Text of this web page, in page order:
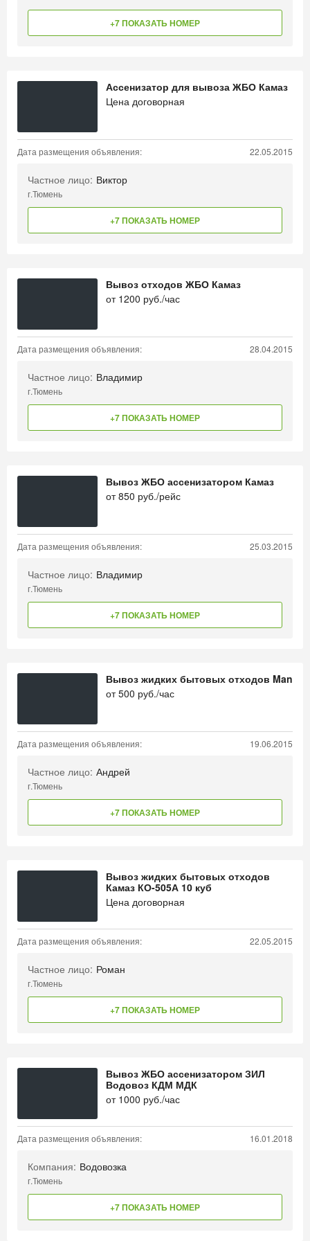
+7 ПОКАЗАТЬ НОМЕР
Ассенизатор для вывоза ЖБО Камаз
Цена договорная
Дата размещения объявления: 22.05.2015
Частное лицо: Виктор
г.Тюмень
+7 ПОКАЗАТЬ НОМЕР
Вывоз отходов ЖБО Камаз
от 1200 руб./час
Дата размещения объявления: 28.04.2015
Частное лицо: Владимир
г.Тюмень
+7 ПОКАЗАТЬ НОМЕР
Вывоз ЖБО ассенизатором Камаз
от850 руб./рейс
Дата размещения объявления: 25.03.2015
Частное лицо: Владимир
г.Тюмень
+7 ПОКАЗАТЬ НОМЕР
Вывоз жидких бытовых отходов Man
от500 руб./час
Дата размещения объявления: 19.06.2015
Частное лицо: Андрей
г.Тюмень
+7 ПОКАЗАТЬ НОМЕР
Вывоз жидких бытовых отходов
Камаз КО-505А 10 куб
Цена договорная
Дата размещения объявления: 22.05.2015
Частное лицо: Роман
г.Тюмень
+7 ПОКАЗАТЬ НОМЕР
Вывоз ЖБО ассенизатором ЗИЛ
Водовоз КДМ МДК
от 1000 руб./час
Дата размещения объявления: 16.01.2018
Компания: Водовозка
г.Тюмень
+7 ПОКАЗАТЬ НОМЕР